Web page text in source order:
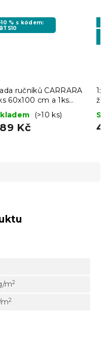
-10 % s kódem:
BTS10
ručníků CARRARA
60x100 cm a 1ks
40x55 cm 100% bavlna,
(>10 ks)
Kč
1x
m2
m2